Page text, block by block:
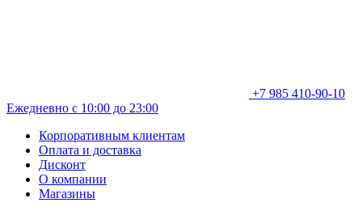
+7 985 410-90-10
Ежедневно с 10:00 до 23:00
Корпоративным клиентам
Оплата и доставка
Дисконт
О компании
Магазины